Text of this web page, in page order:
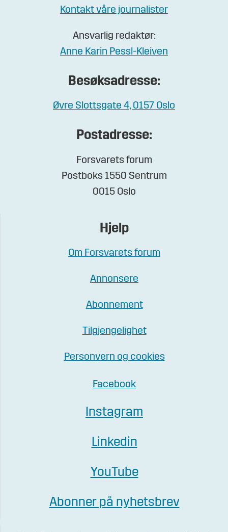
Kontakt våre journalister
Ansvarlig redaktør:
Anne Karin Pessl-Kleiven
Besøksadresse:
Øvre Slottsgate 4, 0157 Oslo
Postadresse:
Forsvarets forum
Postboks 1550 Sentrum
0015 Oslo
Hjelp
Om Forsvarets forum
Annonsere
Abonnement
Tilgjengelighet
Personvern og cookies
Facebook
Instagram
Linkedin
YouTube
Abonner på nyhetsbrev